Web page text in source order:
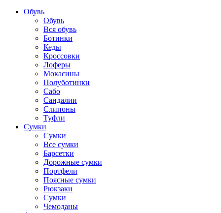
Обувь
Обувь
Вся обувь
Ботинки
Кеды
Кроссовки
Лоферы
Мокасины
Полуботинки
Сабо
Сандалии
Слипоны
Туфли
Сумки
Сумки
Все сумки
Барсетки
Дорожные сумки
Портфели
Поясные сумки
Рюкзаки
Сумки
Чемоданы